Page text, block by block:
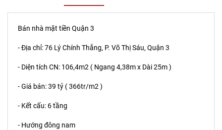
Bán nhà mặt tiền Quận 3
- Địa chỉ: 76 Lý Chính Thắng, P. Võ Thị Sáu, Quận 3
- Diện tích CN: 106,4m2 ( Ngang 4,38m x Dài 25m )
- Giá bán: 39 tỷ ( 366tr/m2 )
- Kết cấu: 6 tầng
- Hướng đông nam